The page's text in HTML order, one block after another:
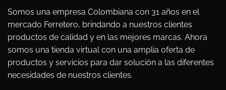
Somos una empresa Colombiana con 31 años en el
mercado Ferretero, brindando a nuestros clientes
productos de calidad y en las mejores marcas. Ahora
somos una tienda virtual con una amplia oferta de
productos y servicios para dar solución a las diferentes
necesidades de nuestros clientes.